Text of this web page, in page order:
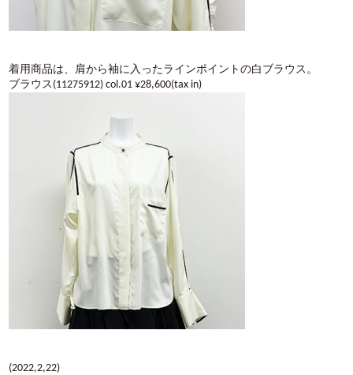
着用商品は、肩から袖に入ったラインポイントの白ブラウス。
ブラウス(11275912) col.01 ¥28,600(tax in)
(2022,2,22)